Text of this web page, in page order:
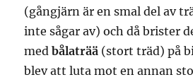
(gångjärn är en smal del av
inte sågar av) och då brister
medbålaträä (stort träd) på
blev att luta mot en annan